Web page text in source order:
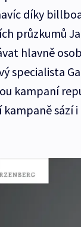
díky
průzkumů
hlavně
specialista
kampaní
sází